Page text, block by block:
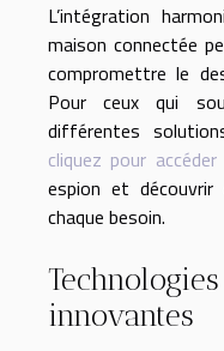
L’intégration
maison connectée
compromettre le
Pour ceux qui
différentes
cliquez pour
espion et découvrir
chaque besoin.
innovantes